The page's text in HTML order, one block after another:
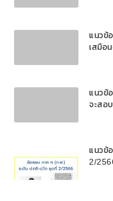
แนวข้
เสมือ
แนวข้
จะสอ
แนวข้
2/